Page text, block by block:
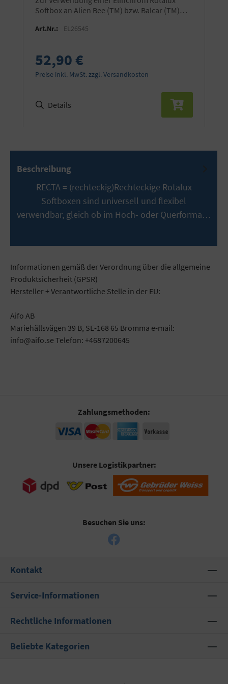
Softbox an Alien Bee (TM) bzw. Balcar (TM)
Art.Nr.: EL26545
52,90 €
Preise inkl. MwSt. zzgl. Versandkosten
Details
Beschreibung
RECTA = (rechteckig)Rechteckige Rotalux
Softboxen sind universell und flexibel
verwendbar, gleich ob im Hoch- oder Querforma…
Informationen gemäß der Verordnung über die allgemeine
Produktsicherheit (GPSR)
Hersteller + Verantwortliche Stelle in der EU:
Aifo AB
Mariehällsvägen 39 B, SE-168 65 Bromma e-mail:
info@aifo.se Telefon: +4687200645
Zahlungsmethoden:
Unsere Logistikpartner:
Besuchen Sie uns:
Kontakt
Service-Informationen
Rechtliche Informationen
Beliebte Kategorien